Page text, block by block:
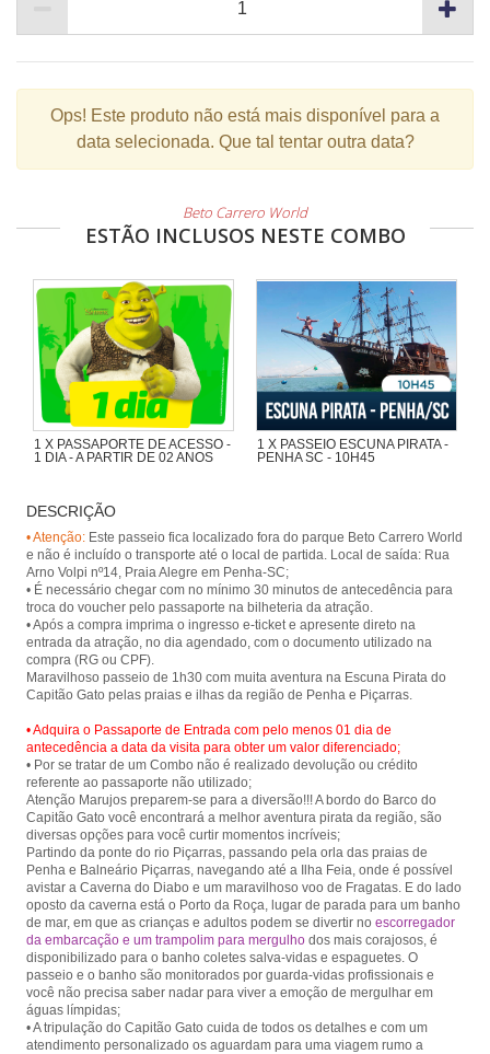
Ops! Este produto não está mais disponível para a
data selecionada. Que tal tentar outra data?
Beto Carrero World
ESTÃO INCLUSOS NESTE COMBO
1 X PASSAPORTE DE ACESSO -
1 DIA - A PARTIR DE 02 ANOS
1 X PASSEIO ESCUNA PIRATA -
PENHA SC - 10H45
região de Penha e Piçarras.
DESCRIÇÃO
• Atenção: Este passeio fica localizado fora do parque Beto Carrero World
e não é incluído o transporte até o local de partida. Local de saída: Rua
Arno Volpi nº14, Praia Alegre em Penha-SC;
• É necessário chegar com no mínimo 30 minutos de antecedência para
troca do voucher pelo passaporte na bilheteria da atração.
• Após a compra imprima o ingresso e-ticket e apresente direto na
entrada da atração, no dia agendado, com o documento utilizado na
compra (RG ou CPF).
Maravilhoso passeio de 1h30 com muita aventura na Escuna Pirata do
• Adquira o Passaporte de Entrada com pelo menos 01 dia de
antecedência a data da visita para obter um valor diferenciado;
• Por se tratar de um Combo não é realizado devolução ou crédito
referente ao passaporte não utilizado;
Atenção Marujos preparem-se para a diversão!!! A bordo do Barco do
Capitão Gato você encontrará a melhor aventura pirata da região, são
diversas opções para você curtir momentos incríveis;
Partindo da ponte do rio Piçarras, passando pela orla das praias de
Penha e Balneário Piçarras, navegando até a Ilha Feia, onde é possível
avistar a Caverna do Diabo e um maravilhoso voo de Fragatas. E do lado
oposto da caverna está o Porto da Roça, lugar de parada para um banho
de mar, em que as crianças e adultos podem se divertir no escorregador
da embarcação e um trampolim para mergulho dos mais corajosos, é
disponibilizado para o banho coletes salva-vidas e espaguetes. O
passeio e o banho são monitorados por guarda-vidas profissionais e
você não precisa saber nadar para viver a emoção de mergulhar em
águas límpidas;
• A tripulação do Capitão Gato cuida de todos os detalhes e com um
atendimento personalizado os aguardam para uma viagem rumo a